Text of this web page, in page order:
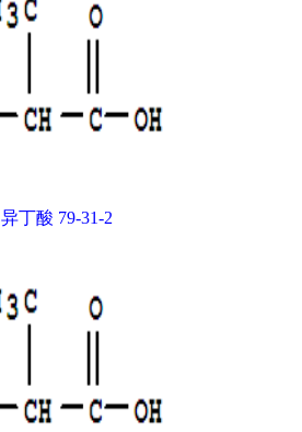
异丁酸 79-31-2